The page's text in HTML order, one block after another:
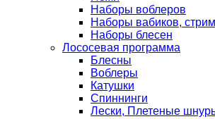
Наборы воблеров
Наборы вабиков,
Наборы блесен
Лососевая программа
Блесны
Воблеры
Катушки
Спиннинги
Лески, Плетеные